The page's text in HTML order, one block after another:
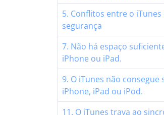
5. Conflitos entre o
segurança
7. Não há espaço
iPhone ou iPad.
9. O iTunes não
iPhone, iPad ou iPod.
11. O iTunes trava ao